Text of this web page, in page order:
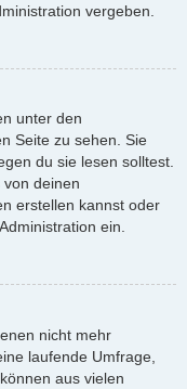
vergeben.
unter den
Seite zu sehen. Sie
du sie lesen solltest.
deinen
erstellen kannst oder
ein.
nicht mehr
laufende Umfrage,
aus vielen